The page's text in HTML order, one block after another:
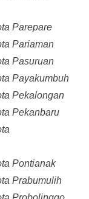
Parepare
Pariaman
Pasuruan
Payakumbuh
Pekalongan
Pekanbaru
Pontianak
Prabumulih